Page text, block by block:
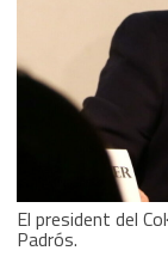
El president del
Padrós.